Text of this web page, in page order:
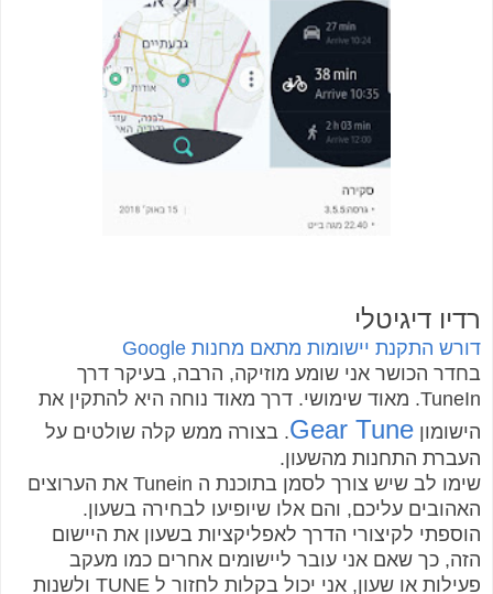
רדיו דיגיטלי
דורש התקנת יישומות מתאם מחנות Google
בחדר הכושר אני שומע מוזיקה, הרבה, בעיקר דרך
TuneIn. מאוד שימושי. דרך מאוד נוחה היא להתקין את
הישומון Gear Tune. בצורה ממש קלה שולטים על
העברת התחנות מהשעון.
שימו לב שיש צורך לסמן בתוכנת ה Tunein את הערוצים
האהובים עליכם, והם אלו שיופיעו לבחירה בשעון.
הוספתי לקיצורי הדרך לאפליקציות בשעון את היישום
הזה, כך שאם אני עובר ליישומים אחרים כמו מעקב
פעילות או שעון, אני יכול בקלות לחזור ל TUNE ולשנות